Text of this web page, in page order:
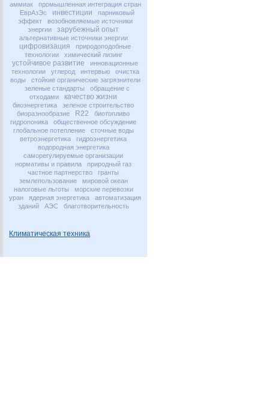
аммиак
промышленная интеграция стран
ЕврАзЭс
инвестиции
парниковый
эффект
возобновляемые источники
энергии
зарубежный опыт
альтернативные источники энергии
цифровизация
природоподобные
технологии
химический лизинг
устойчивое развитие
инновационные
технологии
углерод интервью
очистка
воды
стойкие органические загрязнители
зеленые стандарты
обращение с
отходами
качество жизни
биоэнергетика
зеленое строительство
биоразнообразие
R22
биотопливо
гидропоника
общественное обсуждение
глобальное потепление
сточные воды
ветроэнергетика
гидроэнергетика
водородная энергетика
саморегулируемые организации
нормативы и правила
природный газ
частное партнерство
гранты
землепользование
мировой океан
налоговые льготы
морские перевозки
уран
ядерная энергетика
автоматизация
зданий
АЭС благотворительность
Климатическая техника